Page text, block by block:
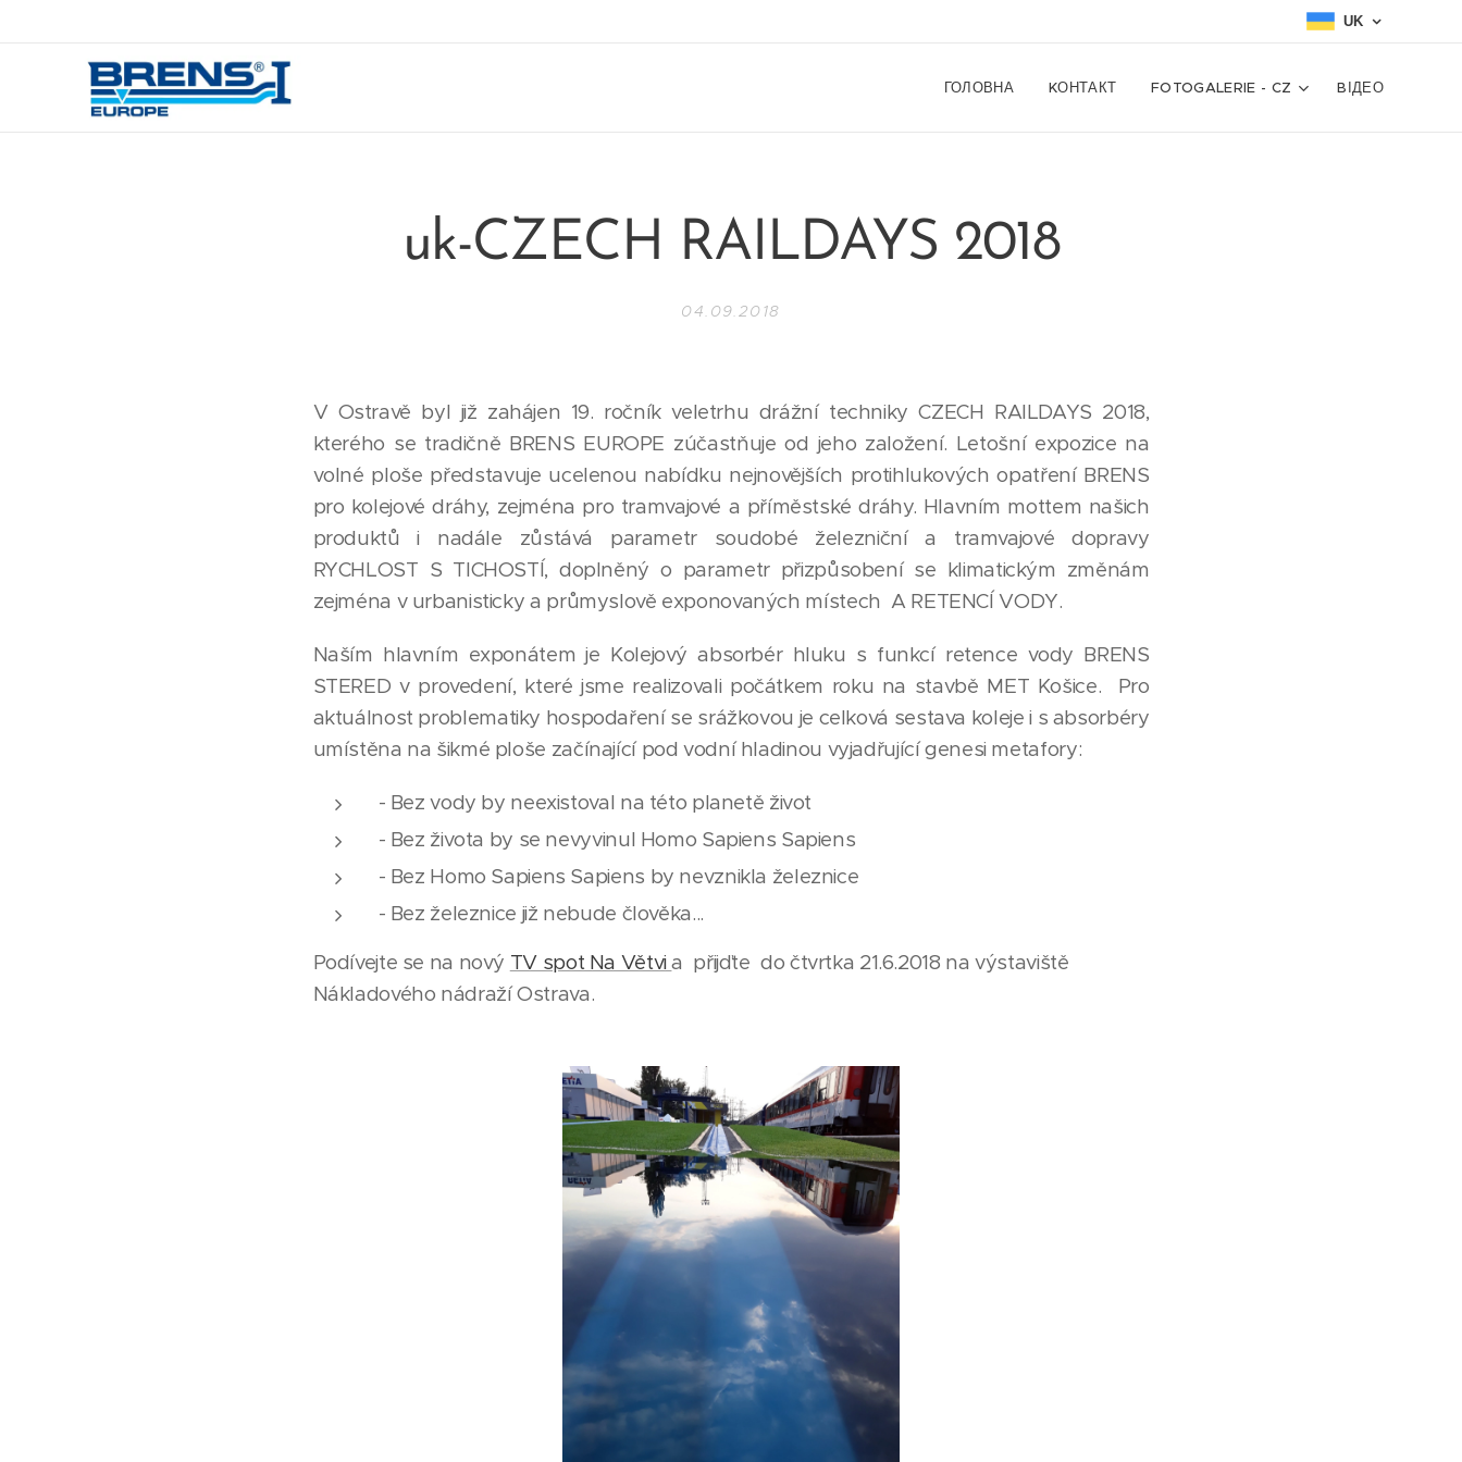
UK
ГОЛОВНА KОНТАКТ FOTOGALERIE - CZ BІДЕО
uk-CZECH RAILDAYS 2018
04.09.2018
V Ostravě byl již zahájen 19. ročník veletrhu drážní techniky CZECH RAILDAYS 2018,
kterého se tradičně BRENS EUROPE zúčastňuje od jeho založení. Letošní expozice na
volné ploše představuje ucelenou nabídku nejnovějších protihlukových opatření BRENS
pro kolejové dráhy, zejména pro tramvajové a příměstské dráhy. Hlavním mottem našich
produktů i nadále zůstává parametr soudobé železniční a tramvajové dopravy
RYCHLOST S TICHOSTÍ, doplněný o parametr přizpůsobení se klimatickým změnám
zejména v urbanisticky a průmyslově exponovaných místech A RETENCÍ VODY.
Naším hlavním exponátem je Kolejový absorbér hluku s funkcí retence vody BRENS
STERED v provedení, které jsme realizovali počátkem roku na stavbě MET Košice. Pro
aktuálnost problematiky hospodaření se srážkovou je celková sestava koleje i s absorbéry
umístěna na šikmé ploše začínající pod vodní hladinou vyjadřující genesi metafory:
- Bez vody by neexistoval na této planetě život
- Bez života by se nevyvinul Homo Sapiens Sapiens
- Bez Homo Sapiens Sapiens by nevznikla železnice
- Bez železnice již nebude člověka...
Podívejte se na nový TV spot Na Větvia přijďte do čtvrtka 21.6.2018 na výstaviště
Nákladového nádraží Ostrava.